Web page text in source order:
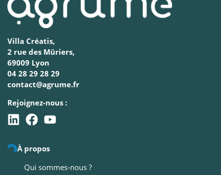
Villa Créatis,
2 rue des Mûriers,
69009 Lyon
04 28 29 28 29
contact@agrume.fr
Rejoignez-nous :
À propos
Qui sommes-nous ?